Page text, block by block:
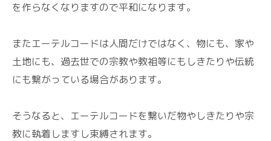
を作らなくなりますので平和になります。
またエーテルコードは人間だけではなく、物にも、家や
土地にも、過去世での宗教や教祖等にもしきたりや伝統
にも繋がっている場合があります。
そうなると、エーテルコードを繋いだ物やしきたりや宗
教に執着しますし束縛されます。